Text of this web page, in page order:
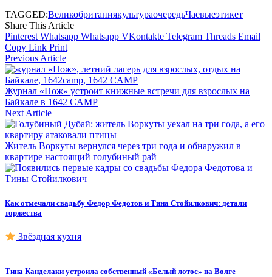
TAGGED:ВеликобританиякультураочередьЧаевыеэтикет
Share This Article
Pinterest Whatsapp Whatsapp VKontakte Telegram Threads Email
Copy Link Print
Previous Article
Журнал «Нож» устроит книжные встречи для взрослых на
Байкале в 1642 CAMP
Next Article
Житель Воркуты вернулся через три года и обнаружил в
квартире настоящий голубиный рай
Как отмечали свадьбу Федор Федотов и Тина Стойилкович: детали
торжества
Звёздная кухня
Тина Канделаки устроила собственный «Белый лотос» на Волге